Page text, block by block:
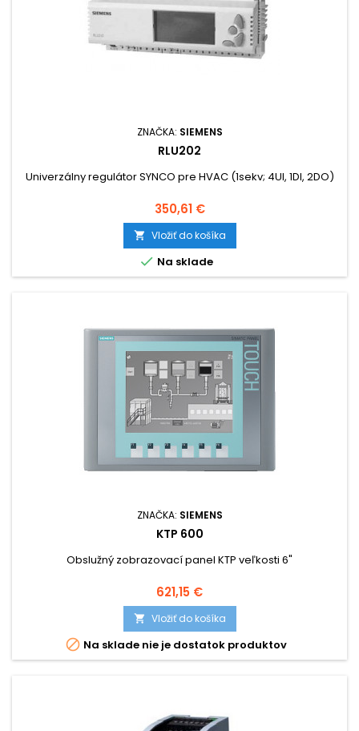
ZNAČKA: SIEMENS
RLU202
Univerzálny regulátor SYNCO pre HVAC (1sekv; 4UI, 1DI, 2DO)
Cena
350,61 €
 Vložiť do košíka
 Na sklade
ZNAČKA: SIEMENS
KTP 600
Obslužný zobrazovací panel KTP veľkosti 6"
Cena
621,15 €
 Vložiť do košíka
 Na sklade nie je dostatok produktov